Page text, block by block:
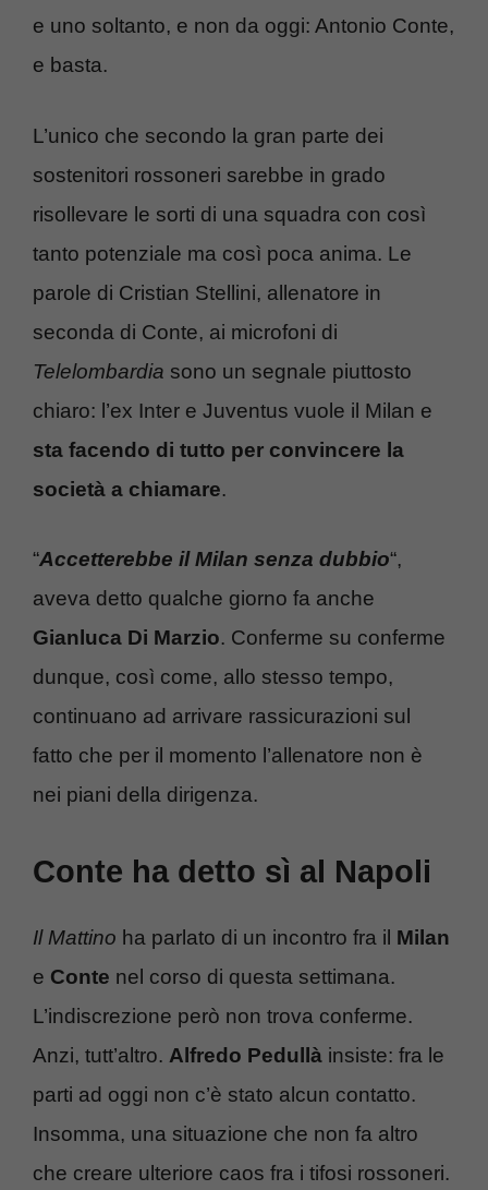
e uno soltanto, e non da oggi: Antonio Conte,
e basta.
L’unico che secondo la gran parte dei
sostenitori rossoneri sarebbe in grado
risollevare le sorti di una squadra con così
tanto potenziale ma così poca anima. Le
parole di Cristian Stellini, allenatore in
seconda di Conte, ai microfoni di
Telelombardia sono un segnale piuttosto
chiaro: l’ex Inter e Juventus vuole il Milan e
sta facendo di tutto per convincere la
società a chiamare.
“Accetterebbe il Milan senza dubbio“,
aveva detto qualche giorno fa anche
Gianluca Di Marzio. Conferme su conferme
dunque, così come, allo stesso tempo,
continuano ad arrivare rassicurazioni sul
fatto che per il momento l’allenatore non è
nei piani della dirigenza.
Conte ha detto sì al Napoli
Il Mattino ha parlato di un incontro fra il Milan
e Conte nel corso di questa settimana.
L’indiscrezione però non trova conferme.
Anzi, tutt’altro. Alfredo Pedullà insiste: fra le
parti ad oggi non c’è stato alcun contatto.
Insomma, una situazione che non fa altro
che creare ulteriore caos fra i tifosi rossoneri.